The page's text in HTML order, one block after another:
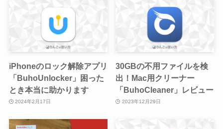
iPhoneのロック解除アプリ
「BuhoUnlocker」困った
とき本当に助かります
2024年2月17日
30GBの不用ファイルを検
出！Mac用クリーナー
「BuhoCleaner」レビュー
2023年12月29日